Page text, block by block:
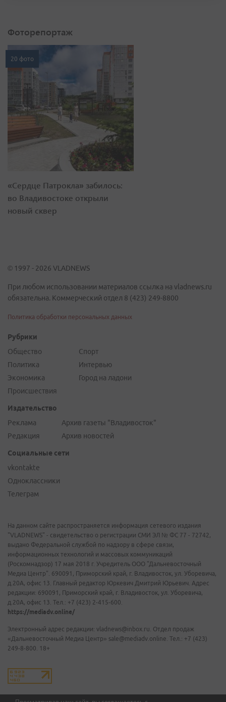
Фоторепортаж
20 фото
«Сердце Патрокла» забилось:
во Владивостоке открыли
новый сквер
© 1997 - 2026 VLADNEWS
При любом использовании материалов ссылка на vladnews.ru
обязательна. Коммерческий отдел 8 (423) 249-8800
Политика обработки персональных данных
Рубрики
Общество
Политика
Экономика
Происшествия
Спорт
Интервью
Город на ладони
Издательство
Реклама
Редакция
Архив газеты "Владивосток"
Архив новостей
Социальные сети
vkontakte
Одноклассники
Телеграм
На данном сайте распространяется информация сетевого издания
"VLADNEWS" - свидетельство о регистрации СМИ ЭЛ № ФС 77 - 72742,
выдано Федеральной службой по надзору в сфере связи,
информационных технологий и массовых коммуникаций
(Роскомнадзор) 17 мая 2018 г. Учредитель ООО "Дальневосточный
Медиа Центр". 690091, Приморский край, г. Владивосток, ул. Уборевича,
д.20А, офис 13. Главный редактор Юркевич Дмитрий Юрьевич. Адрес
редакции: 690091, Приморский край, г. Владивосток, ул. Уборевича,
д.20А, офис 13. Тел.: +7 (423) 2-415-600.
https://mediadv.online/
Электронный адрес редакции: vladnews@inbox.ru. Отдел продаж
«Дальневосточный Медиа Центр» sale@mediadv.online. Тел.: +7 (423)
249-8-800. 18+